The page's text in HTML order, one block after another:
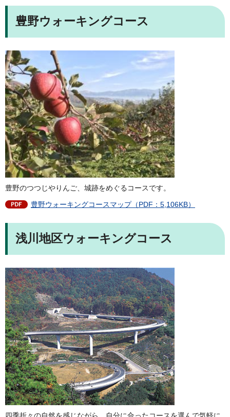
豊野ウォーキングコース
豊野のつつじやりんご、城跡をめぐるコースです。
豊野ウォーキングコースマップ（PDF：5,106KB）
浅川地区ウォーキングコース